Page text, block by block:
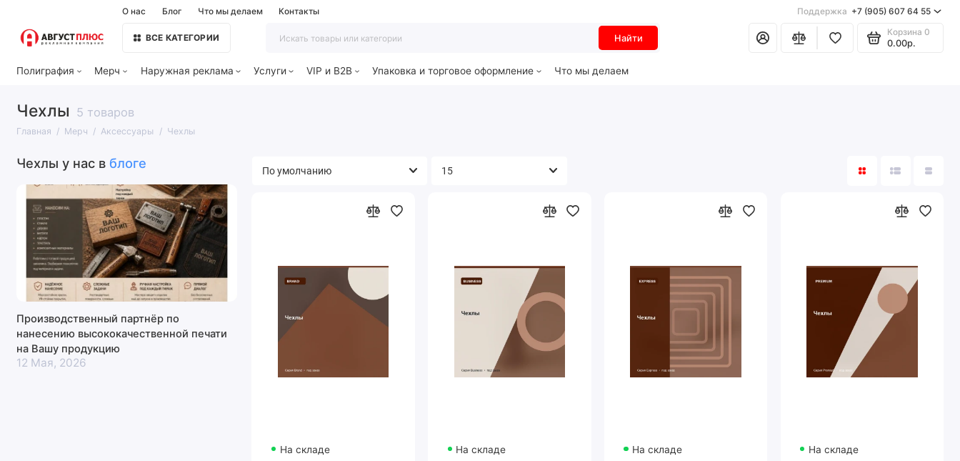
О нас Блог Что мы делаем Контакты Поддержка +7 (905) 607 64 55
ВСЕ КАТЕГОРИИ Найти
Корзина 0
0.00р.
Полиграфия Мерч Наружная реклама Услуги VIP и B2B Упаковка и торговое оформление Что мы делаем
Чехлы 5 товаров
Главная Мерч Аксессуары Чехлы
Чехлы у нас в блоге
Производственный партнёр по
нанесению высококачественной печати
на Вашу продукцию
12 Мая, 2026
На складе На складе На складе На складе